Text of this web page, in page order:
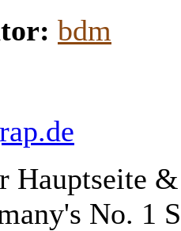
bdm
Hauptseite
No. 1